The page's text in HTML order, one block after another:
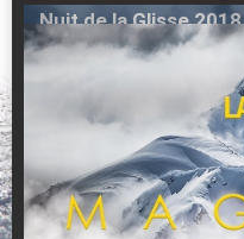
Nuit de la Glisse 2018